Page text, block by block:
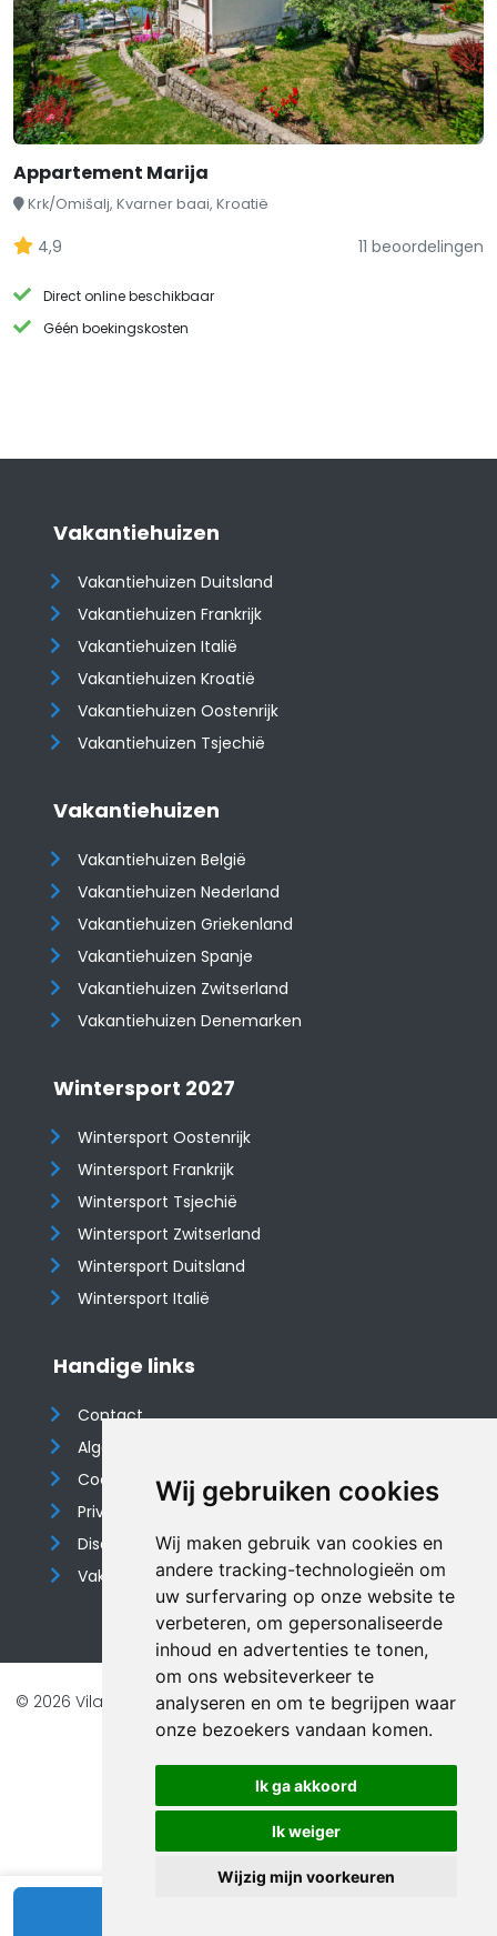
Wij gebruiken cookies
Wij maken gebruik van cookies en
andere tracking-technologieën om
uw surfervaring op onze website te
verbeteren, om gepersonaliseerde
inhoud en advertenties te tonen,
om ons websiteverkeer te
analyseren en om te begrijpen waar
onze bezoekers vandaan komen.
Ik ga akkoord
Ik weiger
Wijzig mijn voorkeuren
Appartement Marija
Krk/Omišalj, Kvarner baai, Kroatië
4,9 11 beoordelingen
Direct online beschikbaar
Géén boekingskosten
Vakantiehuizen
Vakantiehuizen Duitsland
Vakantiehuizen Frankrijk
Vakantiehuizen Italië
Vakantiehuizen Kroatië
​​​​​​​Vakantiehuizen Oostenrijk
Vakantiehuizen Tsjechië
Vakantiehuizen
Vakantiehuizen België
Vakantiehuizen Nederland
Vakantiehuizen Griekenland
Vakantiehuizen Spanje
​​​​​​​Vakantiehuizen Zwitserland
Vakantiehuizen Denemarken
Wintersport 2027
Wintersport Oostenrijk
Wintersport Frankrijk
Wintersport Tsjechië
Wintersport Zwitserland
Wintersport Duitsland
Wintersport Italië
Handige links
Contact
Algemene voorwaarden
Cookieverklaring
Privacyverklaring
Disclaimer
Vakantiehuis website
© 2026 Vilando Vakantiehuizen |Website door FalcoTravel
Veilig online betalen met